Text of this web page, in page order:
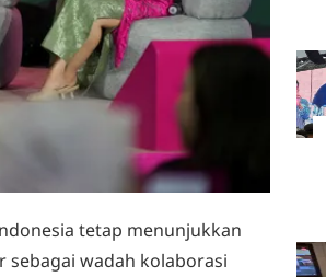
tetap menunjukkan
sebagai wadah kolaborasi